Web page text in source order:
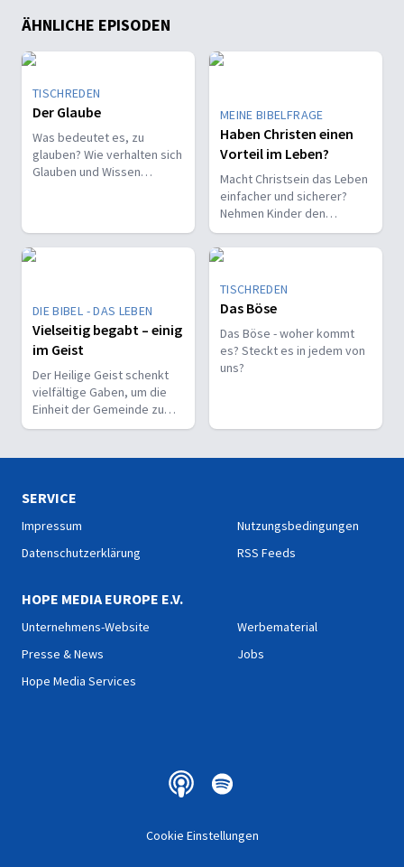
ÄHNLICHE EPISODEN
TISCHREDEN
Der Glaube
Was bedeutet es, zu
glauben? Wie verhalten sich
Glauben und Wissen
MEINE BIBELFRAGE
Haben Christen einen
Vorteil im Leben?
Macht Christsein das Leben
einfacher und sicherer?
Nehmen Kinder den
Glauben leichter an als
Erwachsene?
DIE BIBEL - DAS LEBEN
Vielseitig begabt – einig
im Geist
Der Heilige Geist schenkt
vielfältige Gaben, um die
Einheit der Gemeinde zu
stärken und sie zu
Menschen zu bekennen.
TISCHREDEN
Das Böse
Das Böse - woher kommt
es? Steckt es in jedem von
uns?
SERVICE
Impressum
Datenschutzerklärung
Nutzungsbedingungen
RSS Feeds
HOPE MEDIA EUROPE E.V.
Unternehmens-Website
Presse & News
Hope Media Services
Werbematerial
Jobs
Cookie Einstellungen